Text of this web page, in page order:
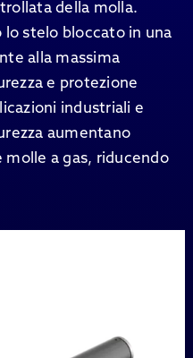
della molla.
stelo bloccato in una
alla massima
e protezione
industriali e
aumentano
molle a gas, riducendo